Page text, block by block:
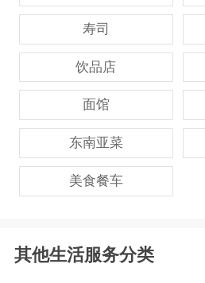
寿司
饮品店
面馆
东南亚菜
美食餐车
其他生活服务分类